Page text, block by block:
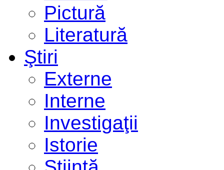
Pictură
Literatură
Ştiri
Externe
Interne
Investigaţii
Istorie